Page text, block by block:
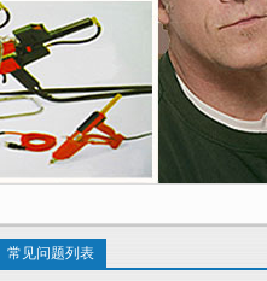
常见问题列表